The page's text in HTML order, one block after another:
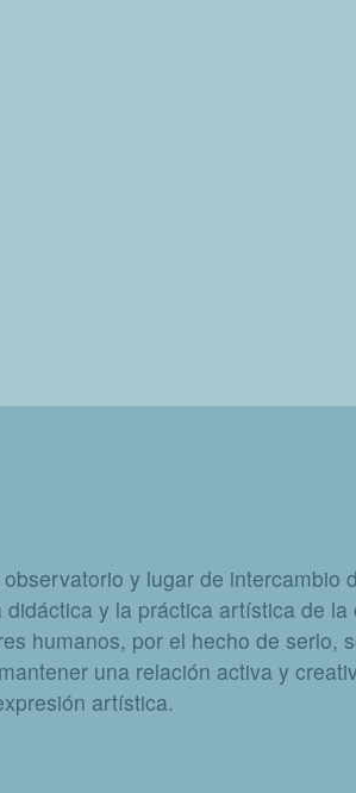
observatorio y lugar de intercambio
y la práctica artística de la
humanos, por el hecho de serlo,
una relación activa y
artística.